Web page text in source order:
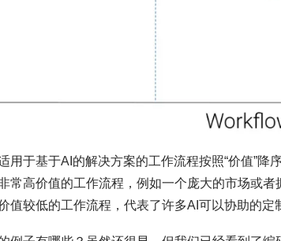
用于基于AI的解决方案的工作流程按照“价值”
常高价值的工作流程，例如一个庞大的市场或
值较低的工作流程，代表了许多AI可以协助的定